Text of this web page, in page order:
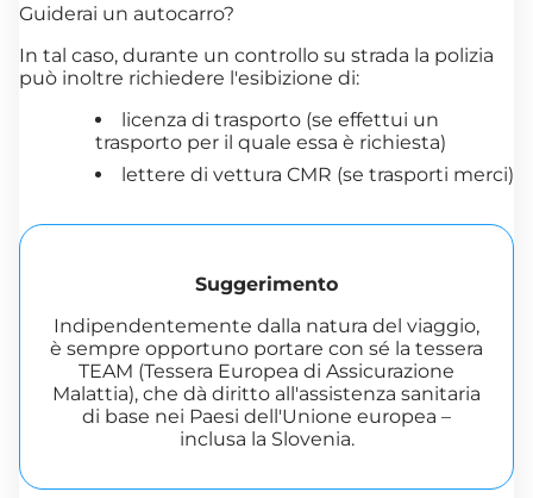
Guiderai un autocarro?
In tal caso, durante un controllo su strada la polizia
può inoltre richiedere l'esibizione di:
licenza di trasporto (se effettui un
trasporto per il quale essa è richiesta)
lettere di vettura CMR (se trasporti merci)
Suggerimento
Indipendentemente dalla natura del viaggio,
è sempre opportuno portare con sé la tessera
TEAM (Tessera Europea di Assicurazione
Malattia), che dà diritto all'assistenza sanitaria
di base nei Paesi dell'Unione europea –
inclusa la Slovenia.